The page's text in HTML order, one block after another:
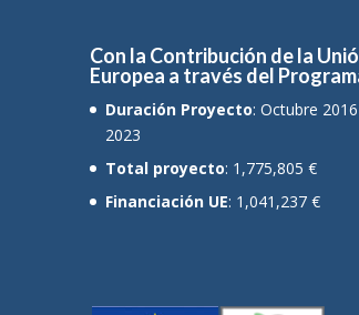
Con la Contribución de la
Europea a través del
Duración Proyecto: Octubre
2023
Total proyecto: 1,775,805 €
Financiación UE: 1,041,237 €